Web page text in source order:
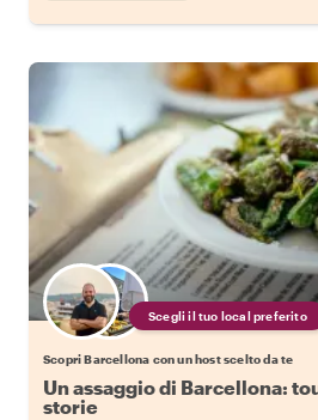
Scegli il tuo local preferito
Scopri Barcellona con un host scelto da te
Un assaggio di Barcellona:
storie